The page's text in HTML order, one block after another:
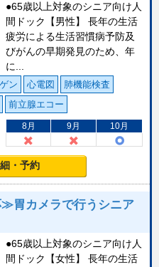
●65歳以上対象のシニア向け人
間ドック【男性】 長年の生活
疲労による生活習慣病予防及
びがんの早期発見のため、年
に...
ン 心電図
肺機能検査
前立腺エコー
8月 9月 10月
・予約
胃カメラで行うシニア
●65歳以上対象のシニア向け人
間ドック【女性】 長年の生活